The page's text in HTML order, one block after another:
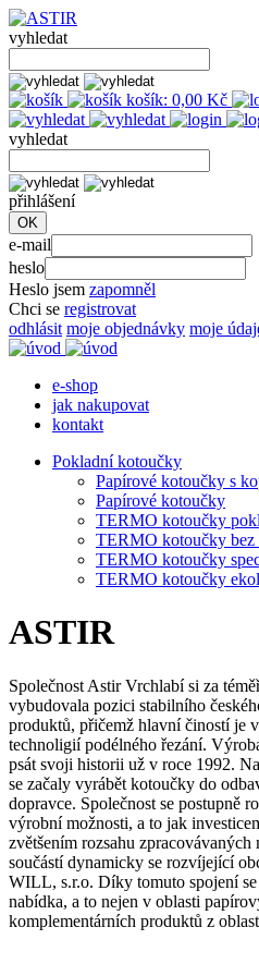
vyhledat
košík: 0,00 Kč
vyhledat
přihlášení
e-mail
heslo
Heslo jsem zapomněl
Chci se registrovat
odhlásit moje objednávky moje
e-shop
jak nakupovat
kontakt
Pokladní kotoučky
Papírové kotoučky s
Papírové kotoučky
TERMO kotoučky
TERMO kotoučky bez
TERMO kotoučky
TERMO kotoučky
ASTIR
Společnost Astir Vrchlabí si za
vybudovala pozici stabilního
produktů, přičemž hlavní čiností je
technoligií podélného řezání.
psát svoji historii už v roce 1992.
se začaly vyrábět kotoučky do
dopravce. Společnost se postupně
výrobní možnosti, a to jak
zvětšením rozsahu zpracovávaných
součástí dynamicky se rozvíjející
WILL, s.r.o. Díky tomuto spojení se
nabídka, a to nejen v oblasti
komplementárních produktů z